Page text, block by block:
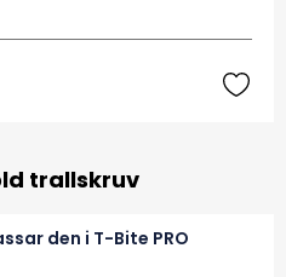
trallskruv
den i T-Bite PRO